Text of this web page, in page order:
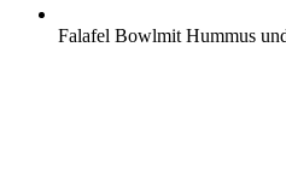
Falafel Bowlmit Hummus